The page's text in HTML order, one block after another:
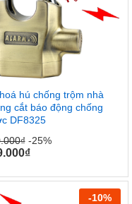
hú chống trộm nhà
cắt báo động chống
DF8325
₫-25%
₫
-10%